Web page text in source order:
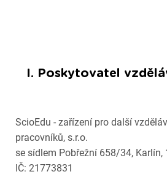
I. Poskytovatel
ScioEdu - zařízení pro další
pracovníků, s.r.o.
se sídlem Pobřežní 658/34, Karlín,
IČ: 21773831